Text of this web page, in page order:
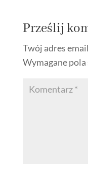
Prześlij
Twój adres
Wymagane pola